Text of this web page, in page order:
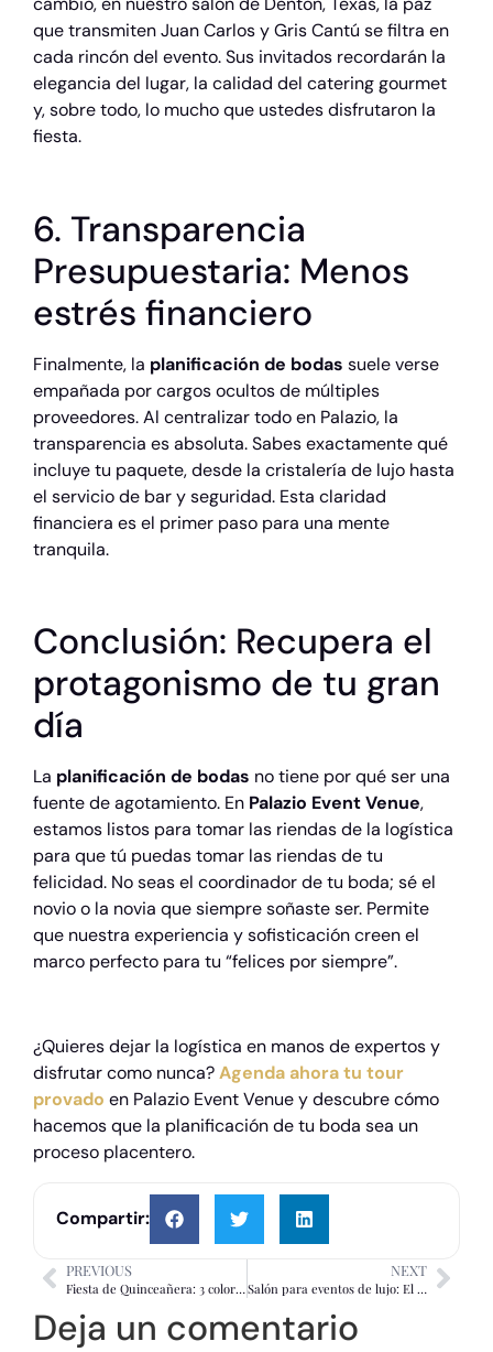
que transmiten Juan Carlos y Gris Cantú se filtra en
cada rincón del evento. Sus invitados recordarán la
elegancia del lugar, la calidad del catering gourmet
y, sobre todo, lo mucho que ustedes disfrutaron la
fiesta.
6. Transparencia
Presupuestaria: Menos
estrés financiero
Finalmente, la planificación de bodas suele verse
empañada por cargos ocultos de múltiples
proveedores. Al centralizar todo en Palazio, la
transparencia es absoluta. Sabes exactamente qué
incluye tu paquete, desde la cristalería de lujo hasta
el servicio de bar y seguridad. Esta claridad
financiera es el primer paso para una mente
tranquila.
Conclusión: Recupera el
protagonismo de tu gran
día
La planificación de bodas no tiene por qué ser una
fuente de agotamiento. En Palazio Event Venue,
estamos listos para tomar las riendas de la logística
para que tú puedas tomar las riendas de tu
felicidad. No seas el coordinador de tu boda; sé el
novio o la novia que siempre soñaste ser. Permite
que nuestra experiencia y sofisticación creen el
marco perfecto para tu “felices por siempre”.
¿Quieres dejar la logística en manos de expertos y
disfrutar como nunca?Agenda ahora tu tour
provado en Palazio Event Venue y descubre cómo
hacemos que la planificación de tu boda sea un
proceso placentero.
Compartir:
PREVIOUS
Fiesta de Quinceañera: 3 colores tendencia para 2026/2027
NEXT
Salón para eventos de lujo: El valor de tu tranquilidad
Deja un comentario